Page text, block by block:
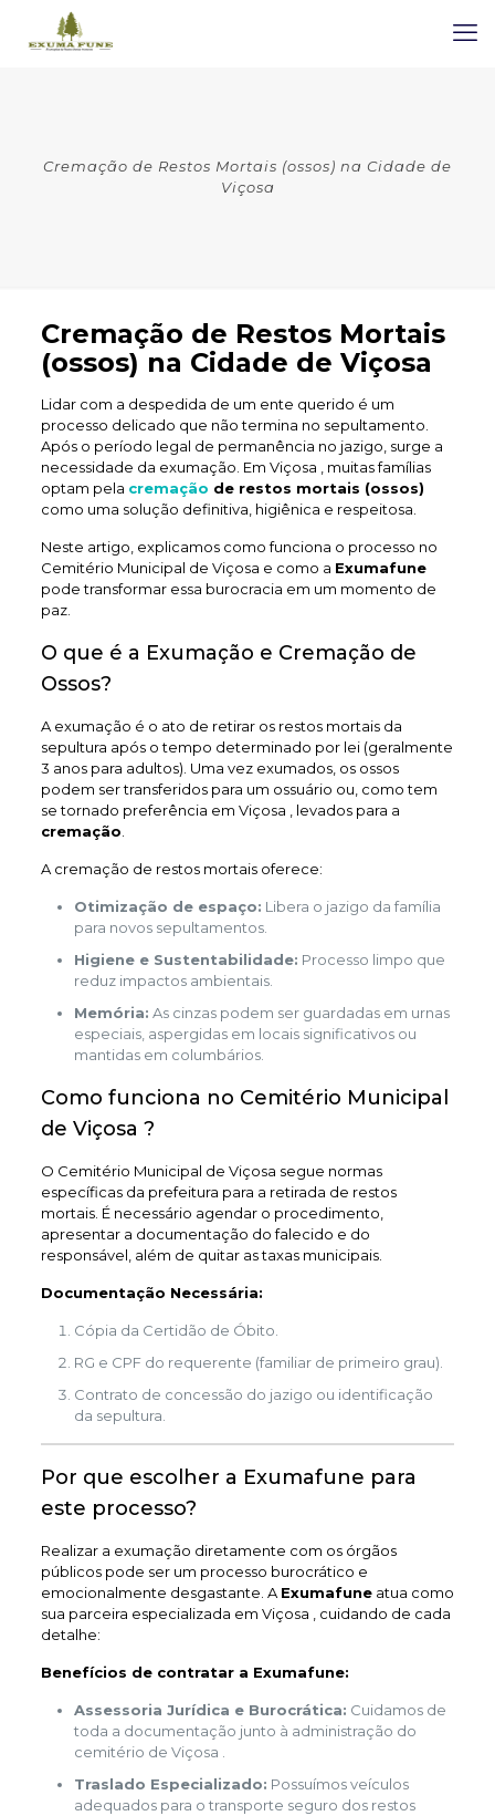
Cremação de Restos Mortais (ossos) na Cidade de
Viçosa
Cremação de Restos Mortais
(ossos) na Cidade de Viçosa
Lidar com a despedida de um ente querido é um
processo delicado que não termina no sepultamento.
Após o período legal de permanência no jazigo, surge a
necessidade da exumação. Em Viçosa , muitas famílias
optam pela cremação de restos mortais (ossos)
como uma solução definitiva, higiênica e respeitosa.
Neste artigo, explicamos como funciona o processo no
Cemitério Municipal de Viçosa e como a Exumafune
pode transformar essa burocracia em um momento de
paz.
O que é a Exumação e Cremação de
Ossos?
A exumação é o ato de retirar os restos mortais da
sepultura após o tempo determinado por lei (geralmente
3 anos para adultos). Uma vez exumados, os ossos
podem ser transferidos para um ossuário ou, como tem
se tornado preferência em Viçosa , levados para a
cremação
A cremação de restos mortais oferece:
Otimização de espaço: Libera o jazigo da família
para novos sepultamentos.
Higiene e Sustentabilidade: Processo limpo que
reduz impactos ambientais.
Memória: As cinzas podem ser guardadas em urnas
especiais, aspergidas em locais significativos ou
mantidas em columbários.
Como funciona no Cemitério Municipal
de Viçosa ?
O Cemitério Municipal de Viçosa segue normas
específicas da prefeitura para a retirada de restos
mortais. É necessário agendar o procedimento,
apresentar a documentação do falecido e do
responsável, além de quitar as taxas municipais.
Documentação Necessária:
Cópia da Certidão de Óbito.
RG e CPF do requerente (familiar de primeiro grau).
Contrato de concessão do jazigo ou identificação
da sepultura.
Por que escolher a Exumafune para
este processo?
Realizar a exumação diretamente com os órgãos
públicos pode ser um processo burocrático e
emocionalmente desgastante. A Exumafuneatua como
sua parceira especializada em Viçosa , cuidando de cada
detalhe:
Benefícios de contratar a Exumafune:
Assessoria Jurídica e Burocrática: Cuidamos de
toda a documentação junto à administração do
cemitério de Viçosa .
Traslado Especializado: Possuímos veículos
adequados para o transporte seguro dos restos